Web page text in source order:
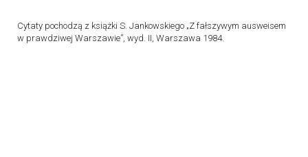
Cytaty pochodzą z książki S. Jankowskiego „Z fałszywym ausweisem
w prawdziwej Warszawie”, wyd. II, Warszawa 1984.